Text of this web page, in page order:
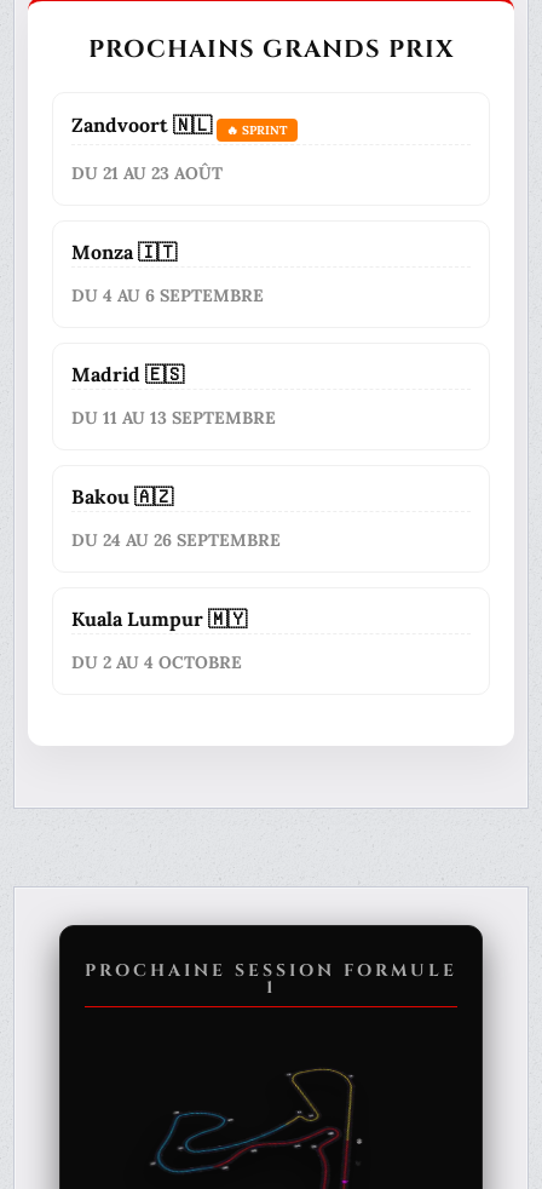
PROCHAINS GRANDS PRIX
Zandvoort 🇳🇱 🔥 SPRINT
DU 21 AU 23 AOÛT
Monza 🇮🇹
DU 4 AU 6 SEPTEMBRE
Madrid 🇪🇸
DU 11 AU 13 SEPTEMBRE
Bakou 🇦🇿
DU 24 AU 26 SEPTEMBRE
Kuala Lumpur 🇲🇾
DU 2 AU 4 OCTOBRE
PROCHAINE SESSION FORMULE
1